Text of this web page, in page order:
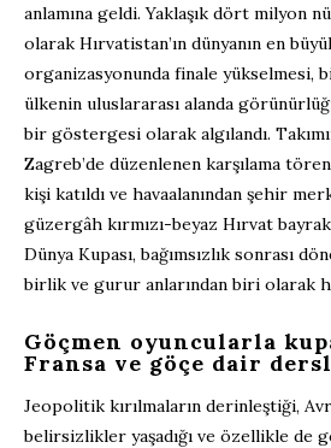
anlamına geldi. Yaklaşık dört milyon
olarak Hırvatistan’ın dünyanın en
organizasyonunda finale yükselmesi,
ülkenin uluslararası alanda
bir göstergesi olarak algılandı.
Zagreb’de düzenlenen karşılama
kişi katıldı ve havaalanından şehir
güzergâh kırmızı-beyaz Hırvat
Dünya Kupası, bağımsızlık sonrası
birlik ve gurur anlarından biri olarak
Göçmen oyuncularla
Fransa ve göçe dair
Jeopolitik kırılmaların derinleştiği,
belirsizlikler yaşadığı ve özellikle de